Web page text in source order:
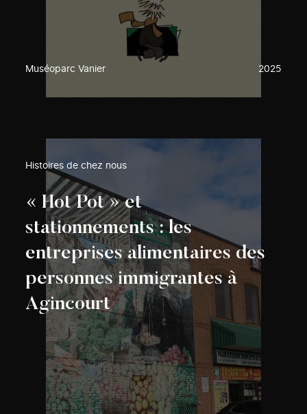
Muséoparc Vanier 2025
Histoires de chez nous
« Hot Pot » et
stationnements : les
entreprises alimentaires des
personnes immigrantes à
Agincourt